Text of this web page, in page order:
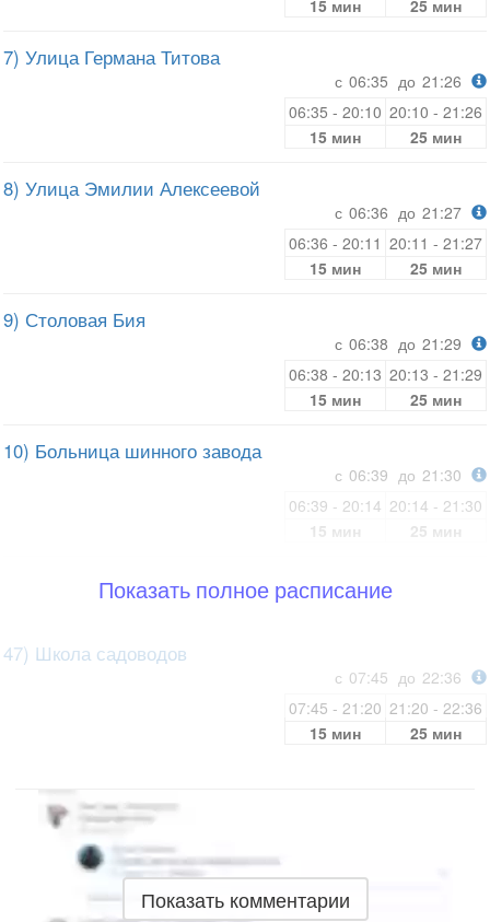
15 мин
25 мин
7) Улица Германа Титова
с 06:35 до 21:26
06:35 - 20:10 20:10 - 21:26
15 мин
25 мин
8) Улица Эмилии Алексеевой
с 06:36 до 21:27
06:36 - 20:11 20:11 - 21:27
15 мин
25 мин
9) Столовая Бия
с 06:38 до 21:29
06:38 - 20:13 20:13 - 21:29
15 мин
25 мин
10) Больница шинного завода
с 06:39 до 21:30
06:39 - 20:14 20:14 - 21:30
15 мин
25 мин
Показать полное расписание
47) Школа садоводов
с 07:45 до 22:36
07:45 - 21:20 21:20 - 22:36
15 мин
25 мин
Показать комментарии